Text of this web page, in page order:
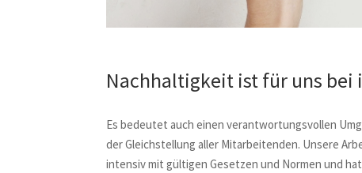
Nachhaltigkeit ist für uns
Es bedeutet auch einen verantwortungsvollen
der Gleichstellung aller Mitarbeitenden. Unsere
intensiv mit gültigen Gesetzen und Normen und